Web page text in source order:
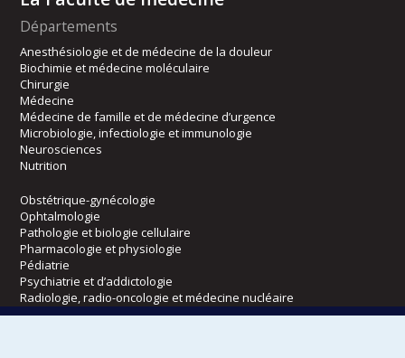
Départements
Anesthésiologie et de médecine de la douleur
Biochimie et médecine moléculaire
Chirurgie
Médecine
Médecine de famille et de médecine d’urgence
Microbiologie, infectiologie et immunologie
Neurosciences
Nutrition
Obstétrique-gynécologie
Ophtalmologie
Pathologie et biologie cellulaire
Pharmacologie et physiologie
Pédiatrie
Psychiatrie et d’addictologie
Radiologie, radio-oncologie et médecine nucléaire